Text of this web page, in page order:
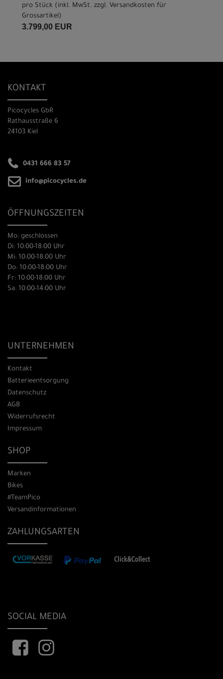
pro Stück (inkl. MwSt. zzgl. Versandkosten für
Grossartikel)
3.799,00 EUR
KONTAKT
Picocycles GbR
Rathausstraße 6
24103 Kiel
0431 666 83 57
info@picocycles.de
ÖFFNUNGSZEITEN
Mo: geschlossen
Di: 10:00-18:00 Uhr
Mi: 10:00-18:00 Uhr
Do: 10:00-18:00 Uhr
Fr: 10:00-18:00 Uhr
Sa: 10:00-14:00 Uhr
UNTERNEHMEN
Kontakt
Batterieentsorgung
Datenschutz
AGB
Widerrufsrecht
Impressum
SHOP
Marken
Bikes
#TeamPico
Versandinformationen
ZAHLUNGSARTEN
SOCIAL MEDIA